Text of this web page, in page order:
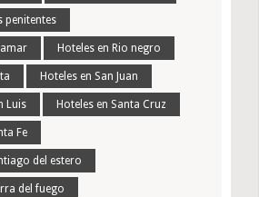
penitentes
Hoteles en Rio negro
Hoteles en San Juan
Luis Hoteles en Santa Cruz
Fe
del estero
del fuego